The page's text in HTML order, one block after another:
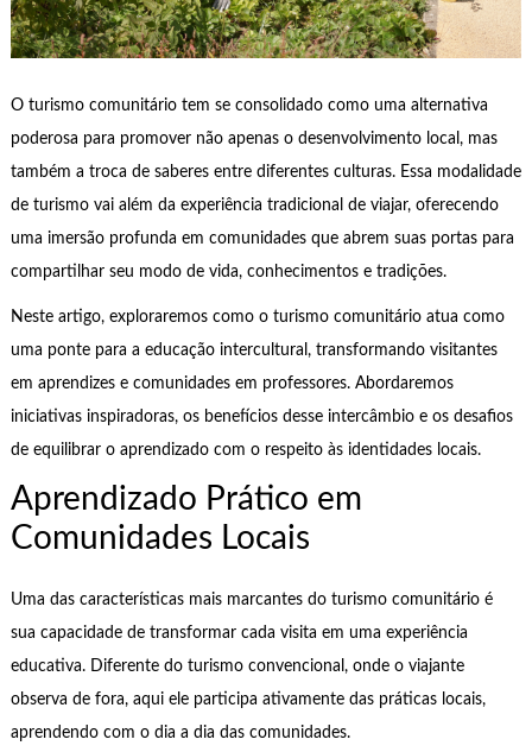
O turismo comunitário tem se consolidado como uma alternativa
poderosa para promover não apenas o desenvolvimento local, mas
também a troca de saberes entre diferentes culturas. Essa modalidade
de turismo vai além da experiência tradicional de viajar, oferecendo
uma imersão profunda em comunidades que abrem suas portas para
compartilhar seu modo de vida, conhecimentos e tradições.
Neste artigo, exploraremos como o turismo comunitário atua como
uma ponte para a educação intercultural, transformando visitantes
em aprendizes e comunidades em professores. Abordaremos
iniciativas inspiradoras, os benefícios desse intercâmbio e os desafios
de equilibrar o aprendizado com o respeito às identidades locais.
Aprendizado Prático em
Comunidades Locais
Uma das características mais marcantes do turismo comunitário é
sua capacidade de transformar cada visita em uma experiência
educativa. Diferente do turismo convencional, onde o viajante
observa de fora, aqui ele participa ativamente das práticas locais,
aprendendo com o dia a dia das comunidades.